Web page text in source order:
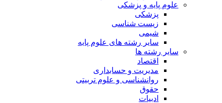
علوم پایه و پزشکی
پزشکی
زیست شناسی
شیمی
سایر رشته های علوم پایه
سایر رشته ها
اقتصاد
مدیریت و حسابداری
روانشناسی و علوم تربیتی
حقوق
ادبیات